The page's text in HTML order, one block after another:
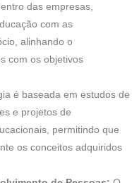
das empresas,
com as
alinhando o
com os objetivos
é baseada em estudos de
e projetos de
permitindo que
os conceitos adquiridos